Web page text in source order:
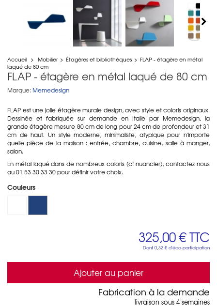
Accueil > Mobilier > Étagères et bibliothèques > FLAP - étagère en métal
laqué de 80 cm
FLAP - étagère en métal laqué de 80 cm
Marque: Memedesign
FLAP est une jolie étagère murale design, avec style et coloris originaux.
Dessinée et fabriquée sur demande en Italie par Memedesign, la
grande étagère mesure 80 cm de long pour 24 cm de profondeur et 31
cm de haut. Un style moderne, minimaliste, atypique pour n'importe
quelle pièce de la maison : entrée, chambre, cuisine, salle à manger,
salon.
En métal laqué dans de nombreux coloris (cf nuancier), contactez nous
au 01 53 30 33 30 pour définir votre choix.
Couleurs
325,00 €TTC
Dont 0,32 € d'éco-participation
Ajouter au panier
Fabrication à la demande
livraison sous 4 semaines